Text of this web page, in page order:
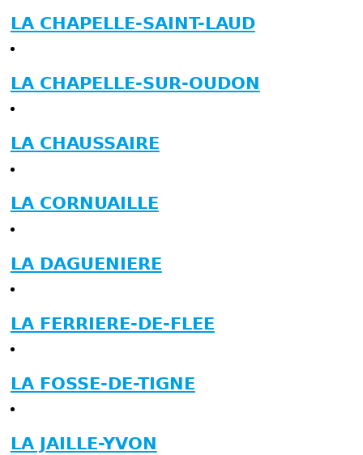
LA CHAPELLE-SAINT-LAUD
LA CHAPELLE-SUR-OUDON
LA CHAUSSAIRE
LA CORNUAILLE
LA DAGUENIERE
LA FERRIERE-DE-FLEE
LA FOSSE-DE-TIGNE
LA JAILLE-YVON